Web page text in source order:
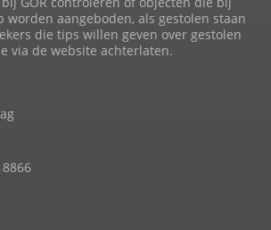
worden aangeboden, als gestolen staan
die tips willen geven over gestolen
via de website achterlaten.